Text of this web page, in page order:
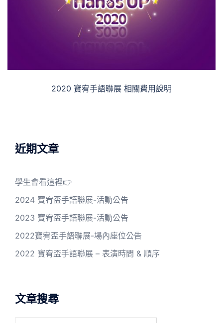
2020 寶宥手語聯展 相關費用說明
近期文章
學生會看這裡👉
2024 寶宥盃手語聯展-活動公告
2023 寶宥盃手語聯展-活動公告
2022寶宥盃手語聯展-場內座位公告
2022 寶宥盃手語聯展 – 表演時間 & 順序
文章搜尋
搜